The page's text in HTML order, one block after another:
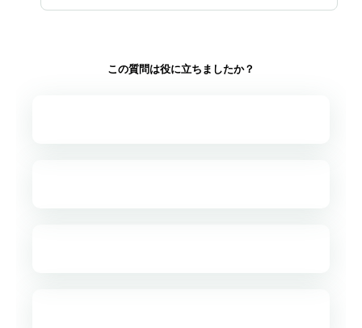
この質問は役に立ちましたか？